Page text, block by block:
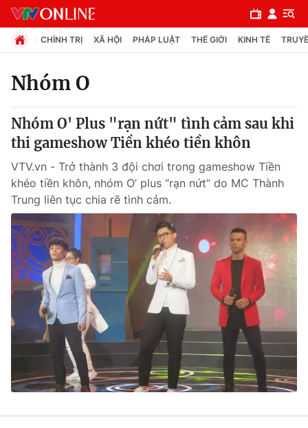
Chuyên mục
Chính trị
Xã hội
Pháp luật
Y tế
Thế giới
Tin tức
Thế giới đó đây
Câu chuyện quốc tế
Kinh tế
Thị trường
Góc doanh nghiệp
Dữ liệu và đời sống
Truyền hình
CHÍNH TRỊ XÃ HỘI PHÁP LUẬT THẾ GIỚI KINH TẾ
Nhóm O
Nhóm O' Plus "rạn nứt" tình cảm sau khi
thi gameshow Tiền khéo tiền khôn
VTV.vn - Trở thành 3 đội chơi trong gameshow Tiền
khéo tiền khôn, nhóm O’ plus “rạn nứt” do MC Thành
Trung liên tục chia rẽ tình cảm.